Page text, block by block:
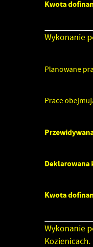
Kwota
Wykonanie
Planowane
Prace
Deklarowana
Kwota
Wykonanie
Kozienicach.